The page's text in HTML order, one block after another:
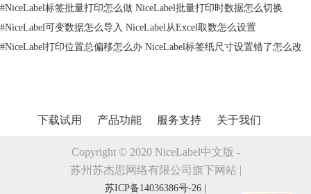
设计软件的更多功能体验，可点击NiceLabel中文官网下载中心免费下载
试用30天。
#NiceLabel标签批量打印怎么做 NiceLabel批量打印时数据怎么切换
#NiceLabel可变数据怎么导入 NiceLabel从Excel取数怎么设置
#NiceLabel打印位置总偏移怎么办 NiceLabel标签纸尺寸设置错了怎么改
下载试用 产品功能 服务支持 关于我们
Copyright © 2020 NiceLabel中文版 -
苏州苏杰思网络有限公司旗下网站 |
苏ICP备14036386号-26 |